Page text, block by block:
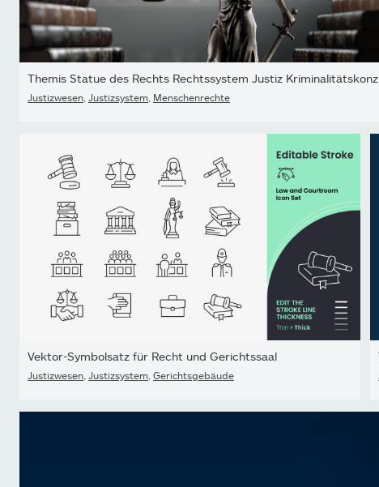
Justizwesen Justizsystem Menschenrechte
Vektor-Symbolsatz für Recht und Gerichtssaal
Justizwesen Justizsystem Gerichtsgebäude